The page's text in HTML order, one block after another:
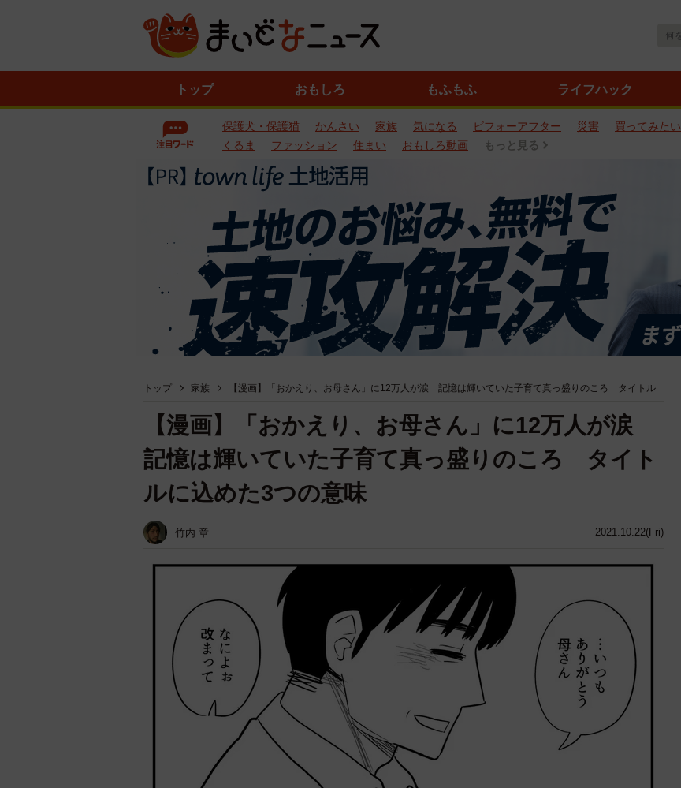
トップ おもしろ もふもふ ライフハック
保護犬・保護猫 かんさい 家族 気になる ビフォーアフター 災害 買ってみたい
くるま
ファッション 住まい おもしろ動画 もっと見る
トップ 家族 【漫画】「おかえり、お母さん」に12万人が涙 記憶は輝いていた子育て真っ盛りのころ タイトル
2021.10.22(Fri)
【漫画】「おかえり、お母さん」に12万人が涙
記憶は輝いていた子育て真っ盛りのころ タイト
ルに込めた3つの意味
竹内 章